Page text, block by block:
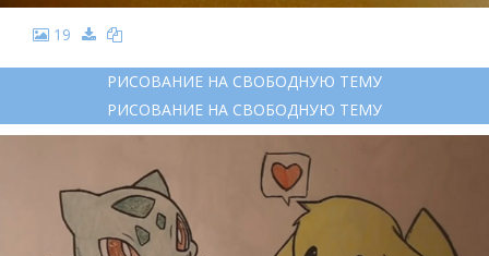
19
РИСОВАНИЕ НА СВОБОДНУЮ ТЕМУ
РИСОВАНИЕ НА СВОБОДНУЮ ТЕМУ